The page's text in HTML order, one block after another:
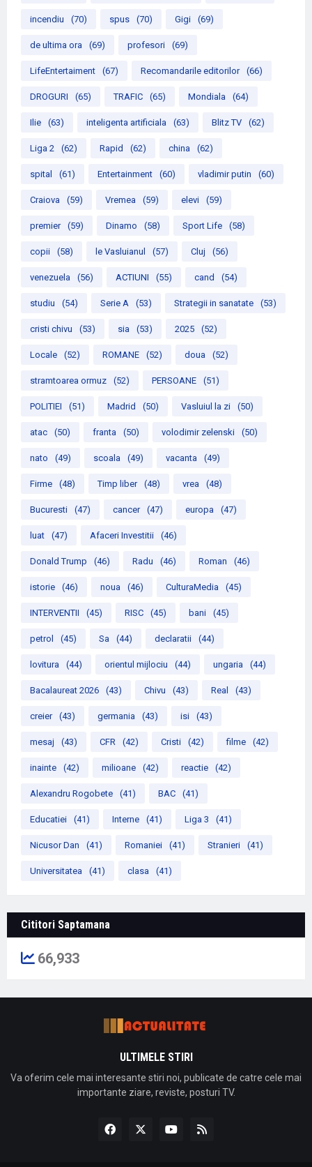
incendiu (70) spus (70) Gigi (69)
de ultima ora (69) profesori (69)
LifeEntertaiment (67) Recomandarile editorilor (66)
DROGURI (65) TRAFIC (65) Mondiala (64)
Ilie (63) inteligenta artificiala (63) Blitz TV (62)
Liga 2 (62) Rapid (62) china (62)
spital (61) Entertainment (60) vladimir putin (60)
Craiova (59) Vremea (59) elevi (59)
premier (59) Dinamo (58) Sport Life (58)
copii (58) le Vasluianul (57) Cluj (56)
venezuela (56) ACTIUNI (55) cand (54)
studiu (54) Serie A (53) Strategii in sanatate (53)
cristi chivu (53) sia (53) 2025 (52)
Locale (52) ROMANE (52) doua (52)
stramtoarea ormuz (52) PERSOANE (51)
POLITIEI (51) Madrid (50) Vasluiul la zi (50)
atac (50) franta (50) volodimir zelenski (50)
nato (49) scoala (49) vacanta (49)
Firme (48) Timp liber (48) vrea (48)
Bucuresti (47) cancer (47) europa (47)
luat (47) Afaceri Investitii (46)
Donald Trump (46) Radu (46) Roman (46)
istorie (46) noua (46) CulturaMedia (45)
INTERVENTII (45) RISC (45) bani (45)
petrol (45) Sa (44) declaratii (44)
lovitura (44) orientul mijlociu (44) ungaria (44)
Bacalaureat 2026 (43) Chivu (43) Real (43)
creier (43) germania (43) isi (43)
mesaj (43) CFR (42) Cristi (42) filme (42)
inainte (42) milioane (42) reactie (42)
Alexandru Rogobete (41) BAC (41)
Educatiei (41) Interne (41) Liga 3 (41)
Nicusor Dan (41) Romaniei (41) Stranieri (41)
Universitatea (41) clasa (41)
Cititori Saptamana
66,933
ULTIMELE STIRI
Va oferim cele mai interesante stiri noi, publicate de catre cele mai
importante ziare, reviste, posturi TV.